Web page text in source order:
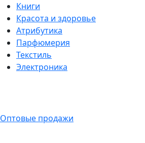
Книги
Красота и здоровье
Атрибутика
Парфюмерия
Текстиль
Электроника
Оптовые продажи